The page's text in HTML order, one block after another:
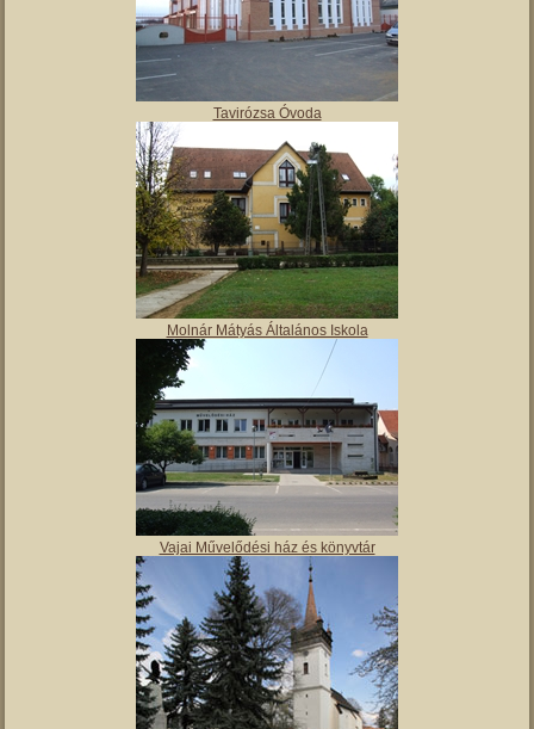
Tavirózsa Óvoda
Molnár Mátyás Általános Iskola
Vajai Művelődési ház és könyvtár